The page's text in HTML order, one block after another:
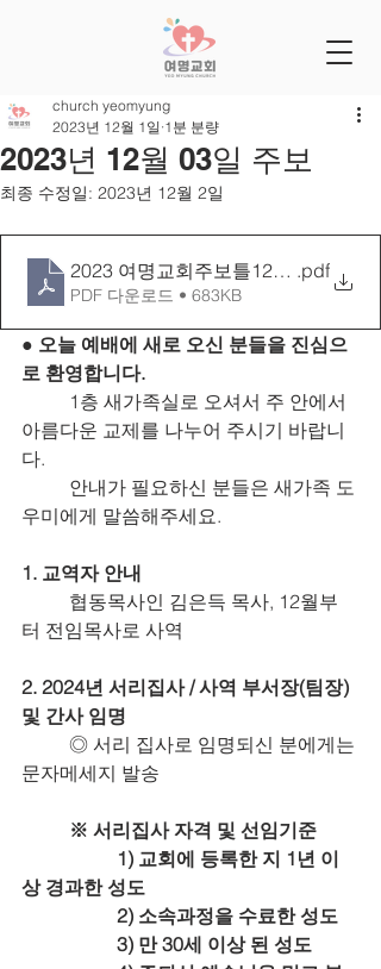
2023년 12월 03일 주보
church yeomyung
2023년 12월 1일 1분 분량
최종 수정일: 2023년 12월 2일
2023 여명교회주보틀1203[26-49]
.pdf
PDF 다운로드 • 683KB
● 오늘 예배에 새로 오신 분들을 진심으
로 환영합니다.
아름다운 교제를 나누어 주시기 바랍니
다.
우미에게 말씀해주세요.
1. 교역자 안내
터 전임목사로 사역
2. 2024년 서리집사 / 사역 부서장(팀장)
및 간사 임명
문자메세지 발송
	※ 서리집사 자격 및 선임기준
상 경과한 성도
		2) 소속과정을 수료한 성도
		3) 만 30세 이상 된 성도